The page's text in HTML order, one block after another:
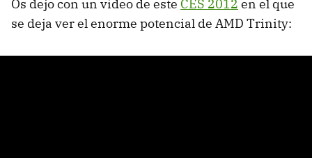
Os dejo con un vídeo de este CES 2012 en el que
se deja ver el enorme potencial de AMD Trinity: